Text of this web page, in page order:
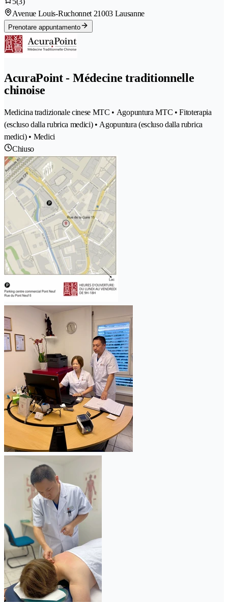
Avenue Louis-Ruchonnet 21003 Lausanne
Prenotare appuntamento
AcuraPoint - Médecine traditionnelle
chinoise
Medicina tradizionale cinese MTC • Agopuntura MTC • Fitoterapia
(escluso dalla rubrica medici) • Agopuntura (escluso dalla rubrica
medici) • Medici
Chiuso